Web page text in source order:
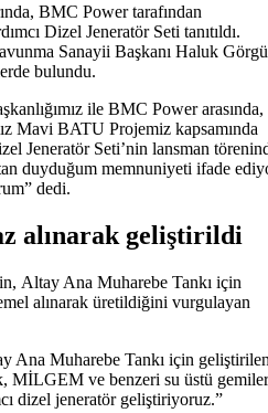
BMC Power tarafından
Dizel Jeneratör Seti tanıtıldı.
Sanayii Başkanı Haluk
bulundu.
ile BMC Power arasında,
Mavi BATU Projemiz kapsamında
Jeneratör Seti’nin lansman
duyduğum memnuniyeti ifade
dedi.
alınarak geliştirildi
Altay Ana Muharebe Tankı için
alınarak üretildiğini vurgulayan
Ana Muharebe Tankı için
MİLGEM ve benzeri su üstü
dizel jeneratör geliştiriyoruz.”